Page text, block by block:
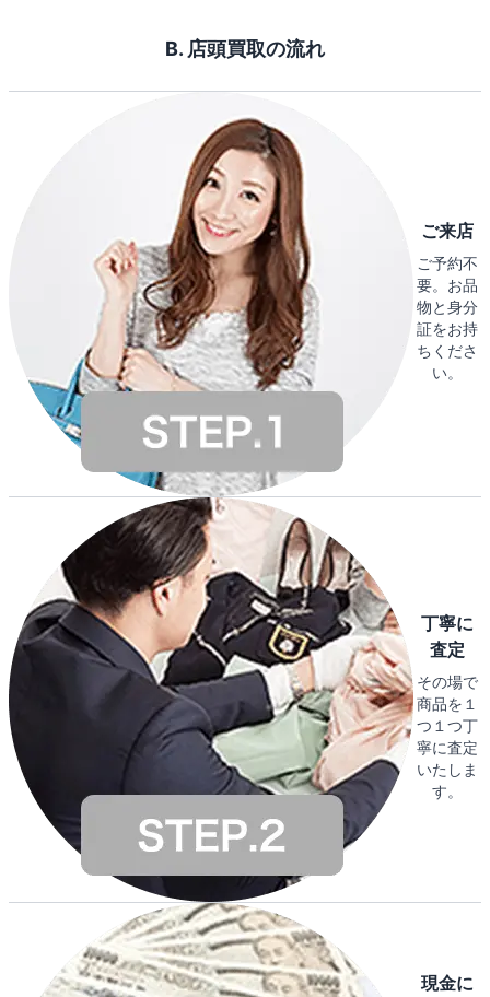
B. 店頭買取の流れ
ご来店
ご予約不
要。お品
物と身分
証をお持
ちくださ
い。
丁寧に
査定
その場で
商品を１
つ１つ丁
寧に査定
いたしま
す。
現金に